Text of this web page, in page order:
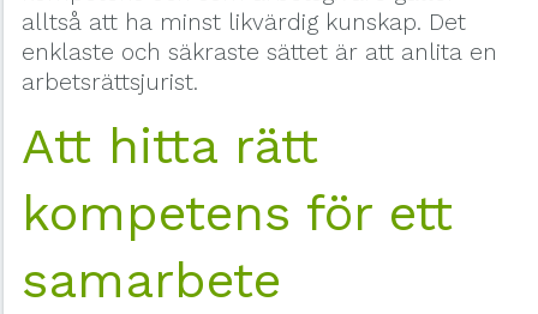
alltså att ha minst likvärdig kunskap. Det
enklaste och säkraste sättet är att anlita en
arbetsrättsjurist.
Att hitta rätt
kompetens för ett
samarbete